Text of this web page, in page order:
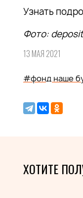
Узнать
Фото:
13 МАЯ 2021
#фонд наше
ХОТИТЕ